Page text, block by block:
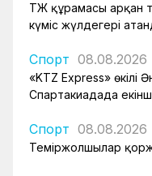
ҚТЖ құрамасы арқан
күміс жүлдегері
Спорт 08.08.2026
«KTZ Express» өкілі
Спартакиадада
Спорт 08.08.2026
Теміржолшылар